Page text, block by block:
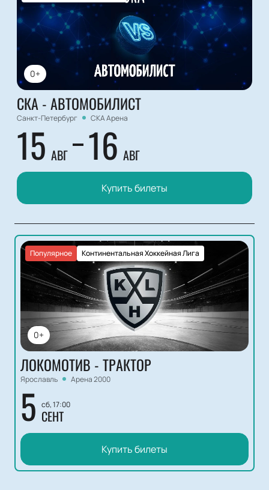
0+
СКА - АВТОМОБИЛИСТ
Санкт-Петербург СКА Арена
15 АВГ 16 АВГ
Купить билеты
0+
Континентальная Хоккейная Лига
Популярное
ЛОКОМОТИВ - ТРАКТОР
Ярославль Арена 2000
5 сб, 17:00
СЕНТ
Купить билеты